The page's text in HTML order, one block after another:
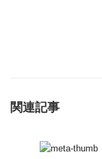
関連記事